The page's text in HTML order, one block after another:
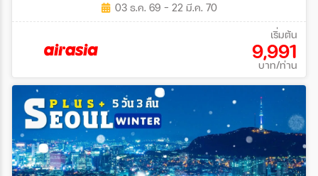
03 ธ.ค. 69 - 22 มี.ค. 70
เริ่มต้น
9,991
บาท/ท่าน